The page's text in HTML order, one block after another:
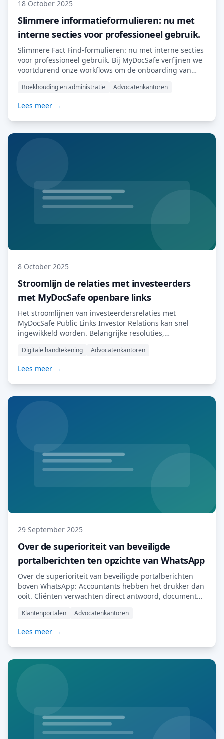
18 October 2025
Slimmere informatieformulieren: nu met
interne secties voor professioneel gebruik.
Slimmere Fact Find-formulieren: nu met interne secties
voor professioneel gebruik. Bij MyDocSafe verfijnen we
voortdurend onze workflows om de onboarding van
update van Fact Find-formulieren introduceert een
formulieren die alleen uw team kan zien en invullen.
Wat is er nieuw? Tot […] Lees meer…
Boekhouding en administratie Advocatenkantoren
Lees meer →
8 October 2025
Stroomlijn de relaties met investeerders
met MyDocSafe openbare links
Het stroomlijnen van investeerdersrelaties met
MyDocSafe Public Links Investor Relations kan snel
ingewikkeld worden. Belangrijke resoluties,
betreffen vaak tientallen – of zelfs honderden –
antwoorden beheren en bijhouden wie heeft
gereageerd, kan al snel een administratieve
Digitale handtekening Advocatenkantoren
Lees meer →
29 September 2025
Over de superioriteit van beveiligde
portalberichten ten opzichte van WhatsApp
Over de superioriteit van beveiligde portalberichten
boven WhatsApp: Accountants hebben het drukker dan
ooit. Cliënten verwachten direct antwoord, documenten
wordt elk jaar strenger. In gesprekken met onze
we erachter dat een groot aantal op een gegeven
moment hun persoonlijke WhatsApp-nummer aan
Klantenportalen Advocatenkantoren
Lees meer →